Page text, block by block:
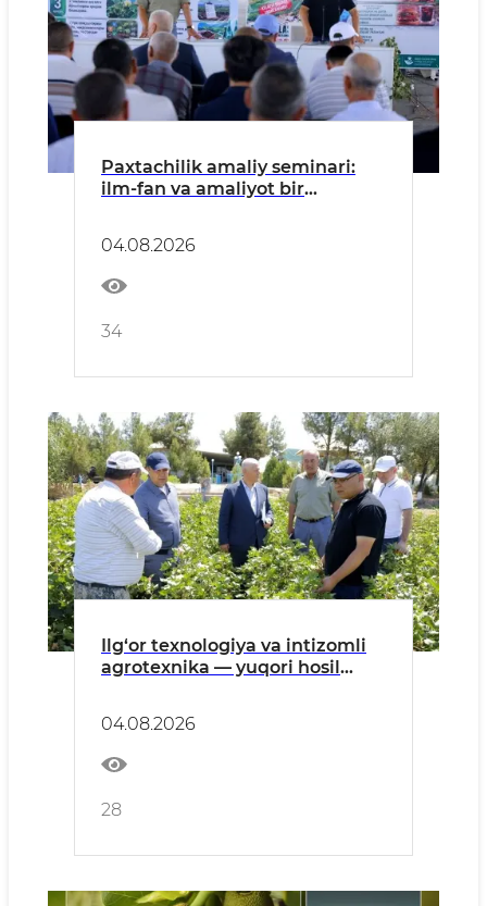
Paxtachilik amaliy seminari:
ilm-fan va amaliyot bir
04.08.2026
34
Ilg‘or texnologiya va intizomli
agrotexnika — yuqori hosil
04.08.2026
28